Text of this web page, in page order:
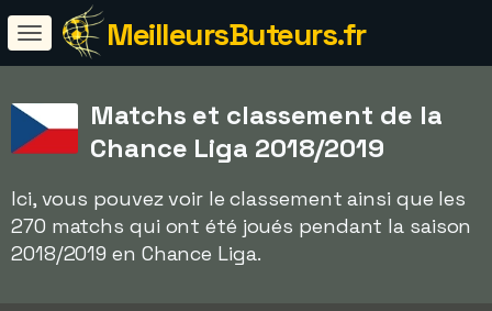
MeilleursButeurs.fr
Matchs et classement de la
Chance Liga 2018/2019
Ici, vous pouvez voir le classement ainsi que les
270 matchs qui ont été joués pendant la saison
2018/2019 en Chance Liga.